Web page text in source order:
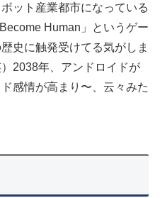
ット産業都市になっている
Human」というゲー
史に触発受けてる気がしま
2038年、アンドロイドが
感情が高まり〜、云々みた